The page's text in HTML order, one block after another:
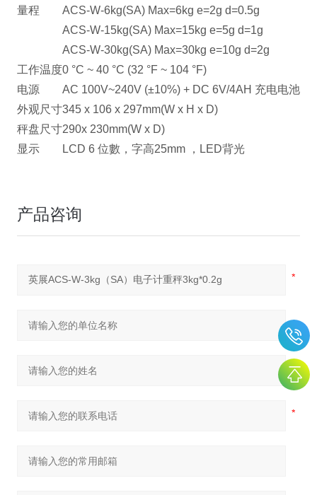
量程
ACS-W-6kg(SA) Max=6kg e=2g d=0.5g
ACS-W-15kg(SA) Max=15kg e=5g d=1g
ACS-W-30kg(SA) Max=30kg e=10g d=2g
工作温度0 °C ~ 40 °C (32 °F ~ 104 °F)
电源
AC 100V~240V (±10%) + DC 6V/4AH 充电电池
外观尺寸345 x 106 x 297mm(W x H x D)
秤盘尺寸290x 230mm(W x D)
显示
LCD 6 位數，字高25mm ， LED背光
产品咨询